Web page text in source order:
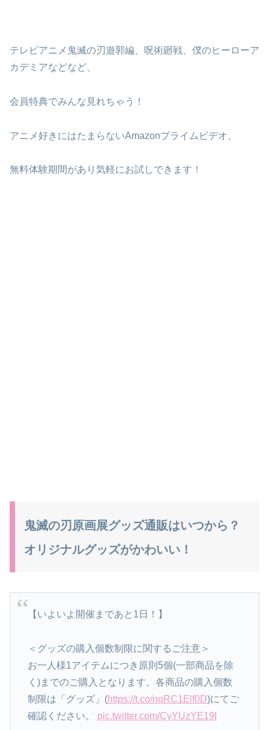
テレビアニメ鬼滅の刃遊郭編、呪術廻戦、僕のヒーローア
カデミアなどなど、
会員特典でみんな見れちゃう！
アニメ好きにはたまらないAmazonプライムビデオ、
無料体験期間があり気軽にお試しできます！
鬼滅の刃原画展グッズ通販はいつから？
オリジナルグッズがかわいい！
【いよいよ開催まであと1日！】
＜グッズの購入個数制限に関するご注意＞
お一人様1アイテムにつき原則5個(一部商品を除
く)までのご購入となります。各商品の購入個数
制限は「グッズ」(https://t.co/nqRC1Elf0D)にてご
確認ください。 pic.twitter.com/CyYUzYE19I